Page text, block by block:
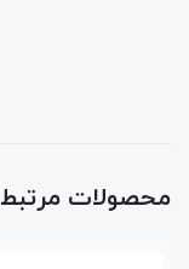
محصولات مرتبط